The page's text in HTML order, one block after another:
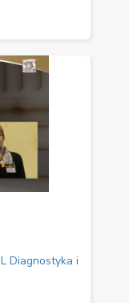
Diagnostyka i